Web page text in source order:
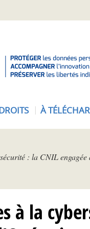
À
: la CNIL
à la